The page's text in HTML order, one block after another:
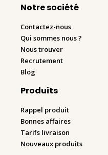
Notre société
Contactez-nous
Qui sommes nous ?
Nous trouver
Recrutement
Blog
Produits
Rappel produit
Bonnes affaires
Tarifs livraison
Nouveaux produits